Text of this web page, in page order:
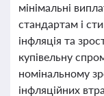
мінімальні
стандартам і
інфляція та
купівельну
номінальному
інфляційних